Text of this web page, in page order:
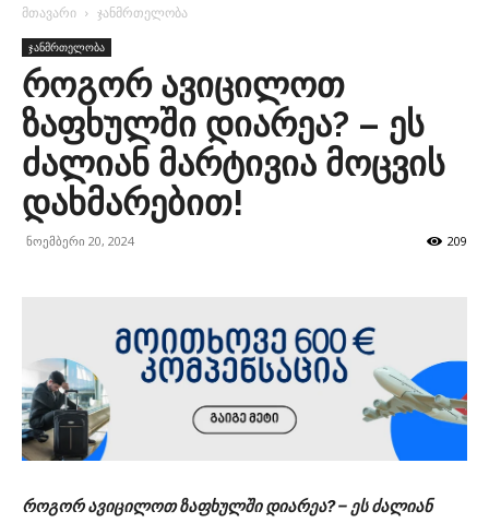
მთავარი ჯანმრთელობა
ჯანმრთელობა
როგორ ავიცილოთ
ზაფხულში დიარეა? – ეს
ძალიან მარტივია მოცვის
დახმარებით!
ნოემბერი 20, 2024 209
როგორ ავიცილოთ ზაფხულში დიარეა? – ეს ძალიან